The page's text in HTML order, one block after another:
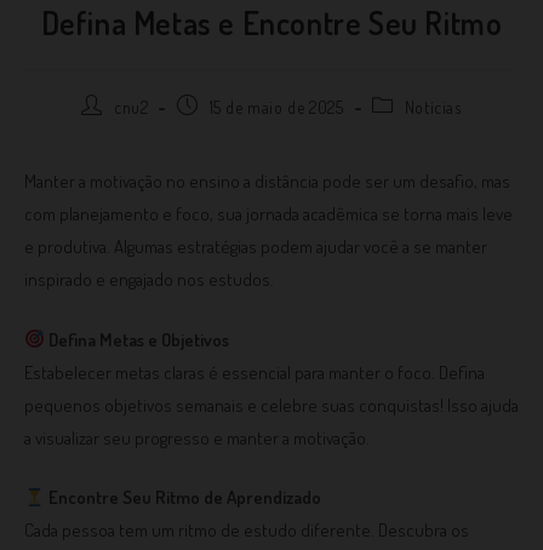
Defina Metas e Encontre Seu Ritmo
cnu2 15 de maio de 2025 Notícias
Manter a motivação no ensino a distância pode ser um desafio, mas
com planejamento e foco, sua jornada acadêmica se torna mais leve
e produtiva. Algumas estratégias podem ajudar você a se manter
inspirado e engajado nos estudos.
Defina Metas e Objetivos
Estabelecer metas claras é essencial para manter o foco. Defina
pequenos objetivos semanais e celebre suas conquistas! Isso ajuda
a visualizar seu progresso e manter a motivação.
Encontre Seu Ritmo de Aprendizado
Cada pessoa tem um ritmo de estudo diferente. Descubra os